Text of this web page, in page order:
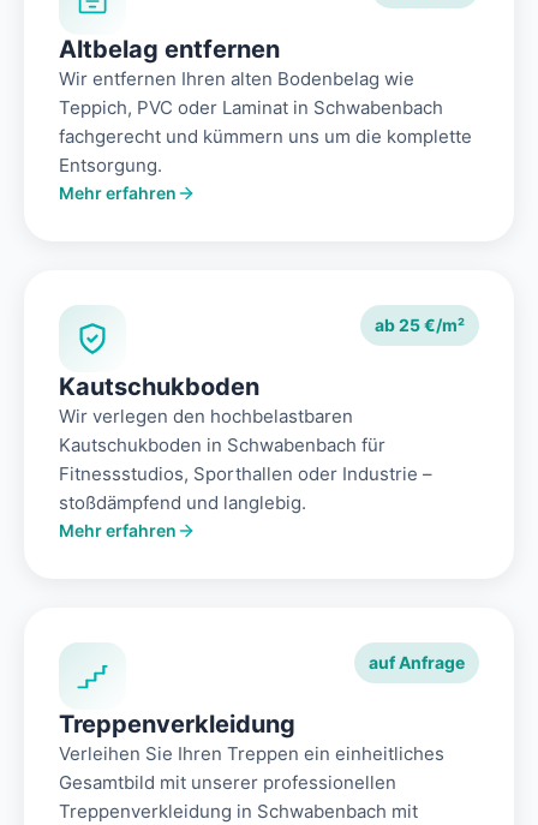
Altbelag entfernen
Wir entfernen Ihren alten Bodenbelag wie
Teppich, PVC oder Laminat in Schwabenbach
fachgerecht und kümmern uns um die komplette
Entsorgung.
Mehr erfahren
ab 25 €/m²
Kautschukboden
Wir verlegen den hochbelastbaren
Kautschukboden in Schwabenbach für
Fitnessstudios, Sporthallen oder Industrie –
stoßdämpfend und langlebig.
Mehr erfahren
auf Anfrage
Treppenverkleidung
Verleihen Sie Ihren Treppen ein einheitliches
Gesamtbild mit unserer professionellen
Treppenverkleidung in Schwabenbach mit